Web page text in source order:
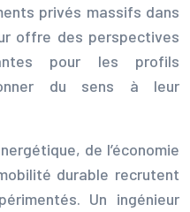
privés massifs dans
offre des perspectives
pour les profils
du sens à leur
de l’économie
durable recrutent
Un ingénieur